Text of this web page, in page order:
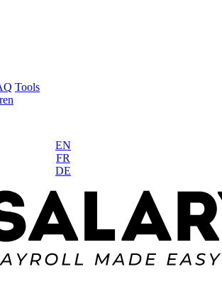
Tools
EN
FR
DE